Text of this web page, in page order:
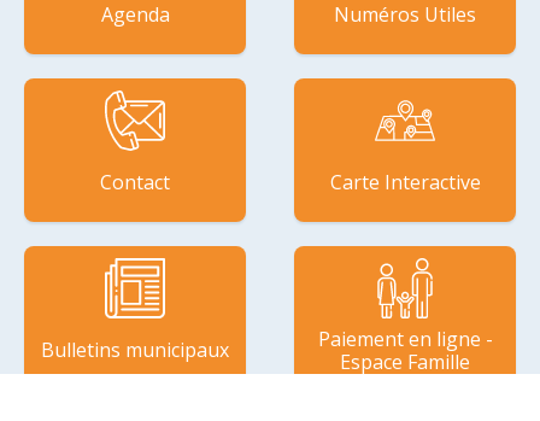
Agenda Numéros Utiles
Contact Carte Interactive
Bulletins municipaux
Paiement en ligne -
Espace Famille